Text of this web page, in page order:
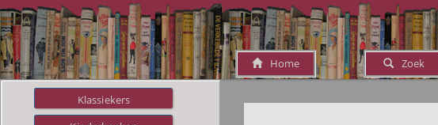
Home Zoek
Klassiekers